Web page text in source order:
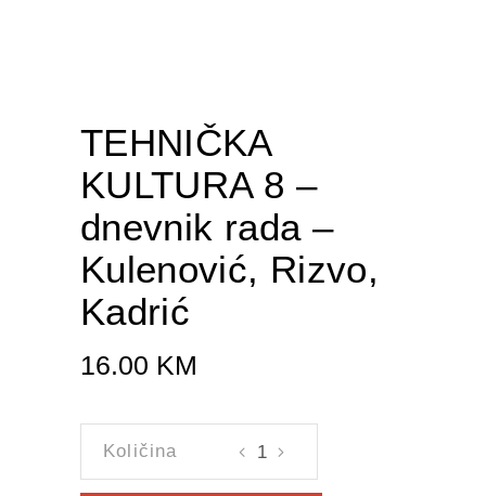
TEHNIČKA
KULTURA 8 –
dnevnik rada –
Kulenović, Rizvo,
Kadrić
16.00 KM